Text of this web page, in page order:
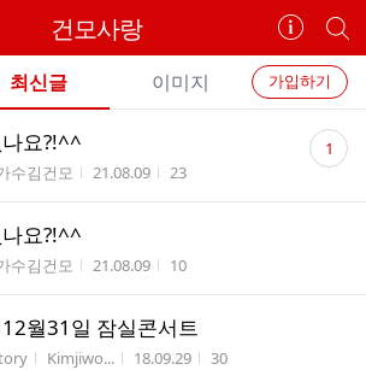
건모사랑
카
페
정
보
개
별
카
페
검
색
가입하기
최신글 이미지
요?!^^
수김건모 작성시간
21.08.09 조회수
23
댓
글 1
요?!^^
수김건모 작성시간
21.08.09 조회수
10
월31일 잠실콘서트
작성자
Kimjiwo... 작성시간
18.09.29 조회수
30